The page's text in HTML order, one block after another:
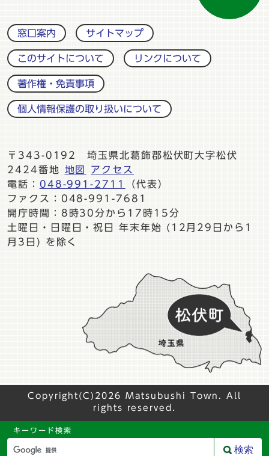
窓口案内 サイトマップ
このサイトについて リンクについて
著作権・免責事項
個人情報保護の取り扱いについて
〒343-0192 埼玉県北葛飾郡松伏町大字松伏
2424番地
地図
アクセス
電話： 048-991-2711
（代表）
ファクス：048-991-7681
開庁時間：8時30分から17時15分
土曜日・日曜日・祝日 年末年始 (12月29日から1
月3日) を除く
Copyright(C)2026 Matsubushi Town. All
rights reserved.
キーワード検索
検索